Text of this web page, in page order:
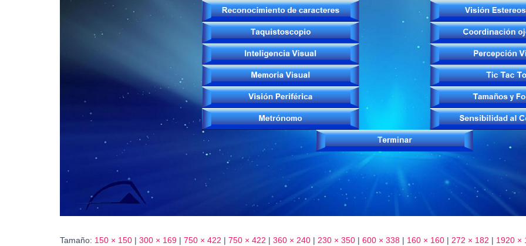
Tamaño: 150 × 150 | 300 × 169 | 750 × 422 | 750 × 422 | 360 × 240 | 230 × 350 | 600 × 338 | 160 × 160 | 272 × 182 | 1920 ×